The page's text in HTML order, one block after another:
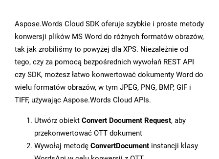
Aspose.Words Cloud SDK oferuje szybkie i proste metody
konwersji plików MS Word do różnych formatów obrazów,
tak jak zrobiliśmy to powyżej dla XPS. Niezależnie od
tego, czy za pomocą bezpośrednich wywołań REST API
czy SDK, możesz łatwo konwertować dokumenty Word do
wielu formatów obrazów, w tym JPEG, PNG, BMP, GIF i
TIFF, używając Aspose.Words Cloud APIs.
Utwórz obiekt Convert Document Request, aby
przekonwertować OTT dokument
Wywołaj metodę ConvertDocument instancji klasy